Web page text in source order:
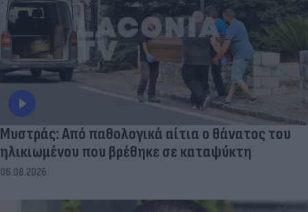
Μυστράς: Από παθολογικά αίτια ο θάνατος του
ηλικιωμένου που βρέθηκε σε καταψύκτη
06.08.2026